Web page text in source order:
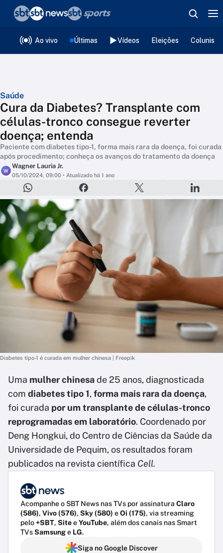
Ao vivo Últimas Vídeos Eleições
Saúde
Cura da Diabetes? Transplante com
células-tronco consegue reverter
doença; entenda
Paciente com diabetes tipo-1, forma mais rara da doença, foi curada
após procedimento; conheça os avanços do tratamento da doença
W
Wagner Lauria Jr.
05/10/2024, 09:00 • Atualizado há 1 ano
Diabetes tipo-1 é curada em mulher chinesa | Freepik
Uma mulher chinesade 25 anos, diagnosticada
com diabetes tipo 1, forma mais rara da doença,
foi curada por um transplante de células-tronco
reprogramadas em laboratório. Coordenado por
Deng Hongkui, do Centro de Ciências da Saúde da
Universidade de Pequim, os resultados foram
publicados na revista científica Cell.
Acompanhe o SBT News nas TVs por assinatura Claro
(586), Vivo (576), Sky (580) eOi (175), via streaming
pelo+SBT, SiteeYouTube, além dos canais nas Smart
TVsSamsunge LG.
Siga no Google Discover
❮voltar
Editorias